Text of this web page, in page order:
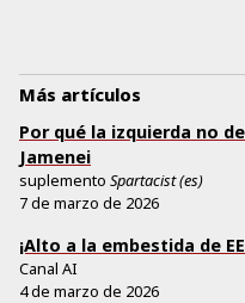
Más artículos
Por qué la izquierda no
Jamenei
suplemento Spartacist (es)
7 de marzo de 2026
¡Alto a la embestida de
Canal AI
4 de marzo de 2026